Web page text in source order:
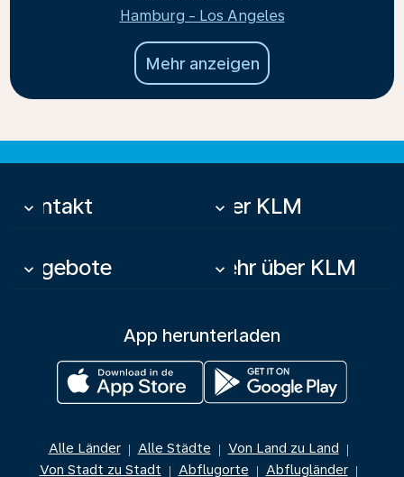
Hamburg - Los Angeles
Mehr anzeigen
Kontakt
keyboard_arrow_down Über KLM
keyboard_arrow_down
Angebote
keyboard_arrow_down Mehr über KLM
keyboard_arrow_down
App herunterladen
Alle Länder | Alle Städte | Von Land zu Land |
Von Stadt zu Stadt | Abflugorte | Abflugländer |